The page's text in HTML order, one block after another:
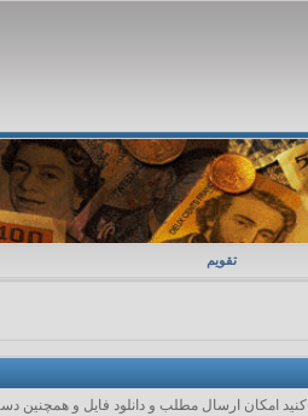
تقویم
کنید امکان ارسال مطلب و دانلود فایل و همچنین